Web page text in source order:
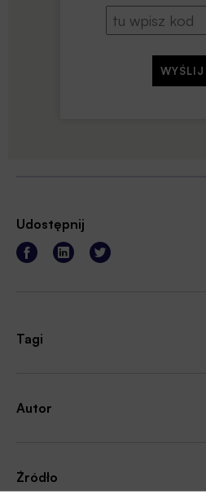
Udostępnij
Tagi
Autor
Źródło